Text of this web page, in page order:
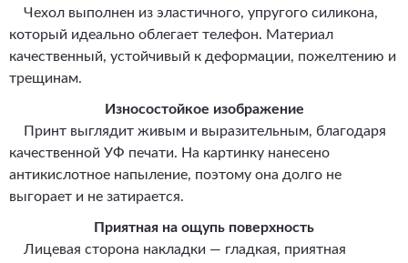
Чехол выполнен из эластичного, упругого силикона,
который идеально облегает телефон. Материал
качественный, устойчивый к деформации, пожелтению и
трещинам.
Износостойкое изображение
Принт выглядит живым и выразительным, благодаря
качественной УФ печати. На картинку нанесено
антикислотное напыление, поэтому она долго не
выгорает и не затирается.
Приятная на ощупь поверхность
Лицевая сторона накладки — гладкая, приятная